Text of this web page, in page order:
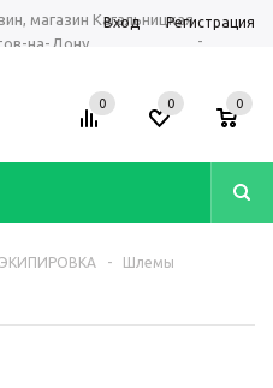
магазин Кагальницкая
на-Дону
-
Вход Регистрация
0 0 0
ЭКИПИРОВКА - Шлемы